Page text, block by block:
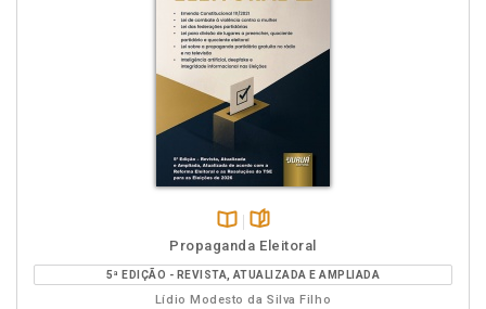
Disponível
na
B.V.
páginas
Propaganda Eleitoral
5ª EDIÇÃO - REVISTA, ATUALIZADA E AMPLIADA
Lídio Modesto da Silva Filho